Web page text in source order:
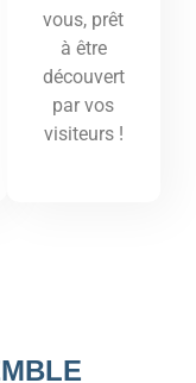
vous, prêt
à être
découvert
par vos
visiteurs !